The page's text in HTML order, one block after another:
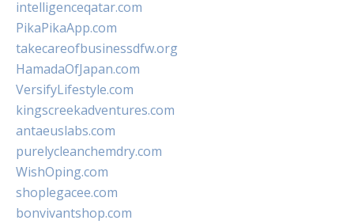
intelligenceqatar.com
PikaPikaApp.com
takecareofbusinessdfw.org
HamadaOfJapan.com
VersifyLifestyle.com
kingscreekadventures.com
antaeuslabs.com
purelycleanchemdry.com
WishOping.com
shoplegacee.com
bonvivantshop.com